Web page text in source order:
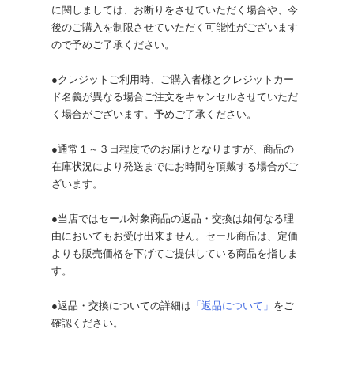
に関しましては、お断りをさせていただく場合や、今
後のご購入を制限させていただく可能性がございます
ので予めご了承ください。
●クレジットご利用時、ご購入者様とクレジットカー
ド名義が異なる場合ご注文をキャンセルさせていただ
く場合がございます。予めご了承ください。
●通常１～３日程度でのお届けとなりますが、商品の
在庫状況により発送までにお時間を頂戴する場合がご
ざいます。
●当店ではセール対象商品の返品・交換は如何なる理
由においてもお受け出来ません。セール商品は、定価
よりも販売価格を下げてご提供している商品を指しま
す。
●返品・交換についての詳細は 「返品について」 をご
確認ください。